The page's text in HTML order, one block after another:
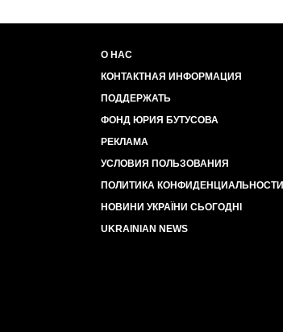
О НАС
КОНТАКТНАЯ ИНФОРМАЦИЯ
ПОДДЕРЖАТЬ
ФОНД ЮРИЯ БУТУСОВА
РЕКЛАМА
УСЛОВИЯ ПОЛЬЗОВАНИЯ
ПОЛИТИКА КОНФИДЕНЦИАЛЬНОСТИ
НОВИНИ УКРАЇНИ СЬОГОДНІ
UKRAINIAN NEWS